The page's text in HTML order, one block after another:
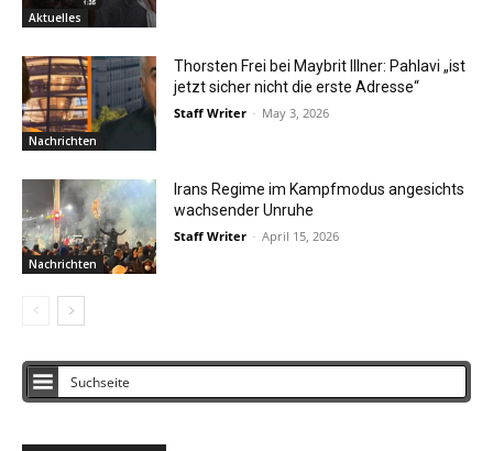
Aktuelles
Nachrichten
Thorsten Frei bei Maybrit Illner: Pahlavi „ist
jetzt sicher nicht die erste Adresse“
Staff Writer - May 3, 2026
Nachrichten
Irans Regime im Kampfmodus angesichts
wachsender Unruhe
Staff Writer - April 15, 2026